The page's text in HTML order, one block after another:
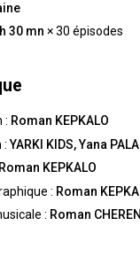
30 mn × 30 épisodes
: Roman KEPKALO
:YARKI KIDS, Yana
Roman KEPKALO
: Roman
: Roman